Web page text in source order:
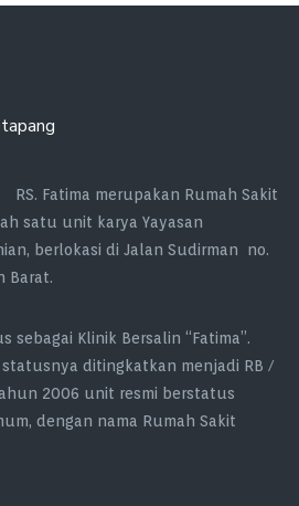
RS. Fatima merupakan Rumah Sakit
satu unit karya Yayasan
berlokasi di Jalan Sudirman no.
Barat.
sebagai Klinik Bersalin “Fatima”.
ditingkatkan menjadi RB /
2006 unit resmi berstatus
dengan nama Rumah Sakit